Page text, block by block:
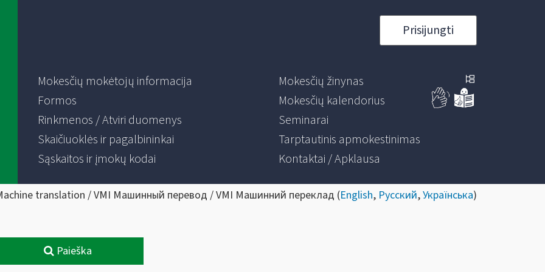
Prisijungti
Mokesčių mokėtojų informacija
Formos
Rinkmenos / Atviri duomenys
Skaičiuoklės ir pagalbininkai
Sąskaitos ir įmokų kodai
Mokesčių žinynas
Mokesčių kalendorius
Seminarai
Tarptautinis apmokestinimas
Kontaktai / Apklausa
translation / VMI Машинный перевод / VMI Машинний переклад (English, Русский,Українська)
Paieška